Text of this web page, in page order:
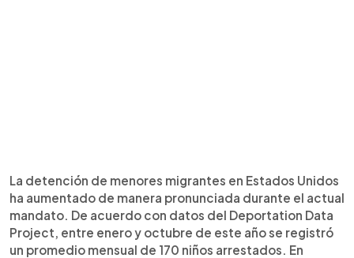
La detención de menores migrantes en Estados Unidos
ha aumentado de manera pronunciada durante el actual
mandato. De acuerdo con datos del Deportation Data
Project, entre enero y octubre de este año se registró
un promedio mensual de 170 niños arrestados. En